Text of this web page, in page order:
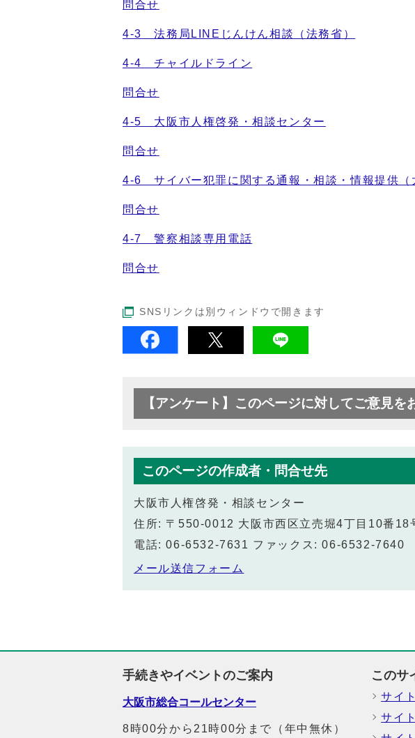
問合せ
4-3 法務局LINEじんけん相談（法務省）
4-4 チャイルドライン
問合せ
4-5 大阪市人権啓発・相談センター
問合せ
4-6 サイバー犯罪に関する通報・相談・情報提供（
問合せ
4-7 警察相談専用電話
問合せ
SNSリンクは別ウィンドウで開きます
【アンケート】このページに対してご意見を
このページの作成者・問合せ先
大阪市人権啓発・相談センター
住所: 〒550-0012 大阪市西区立売堀4丁目10番
電話: 06-6532-7631 ファックス: 06-6532-7640
メール送信フォーム
手続きやイベントのご案内
大阪市総合コールセンター
8時00分から21時00分まで（年中無休）
このサ
サイ
サイ